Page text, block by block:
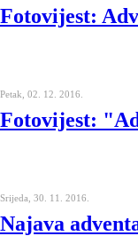
Fotovijest:
Petak, 02. 12. 2016.
Fotovijest:
Srijeda, 30. 11. 2016.
Najava